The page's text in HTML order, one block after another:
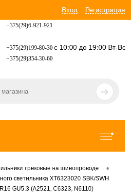
Вход Регистрация
+375(29)6-921-921
+375(29)199-80-30 с 10:00 до 19:00 Вт-Вс
+375(29)354-30-60
трековые на шинопроводе •
светильника XT6323020 SBK/SWH
GU5.3 (A2521, C6323, N6110)